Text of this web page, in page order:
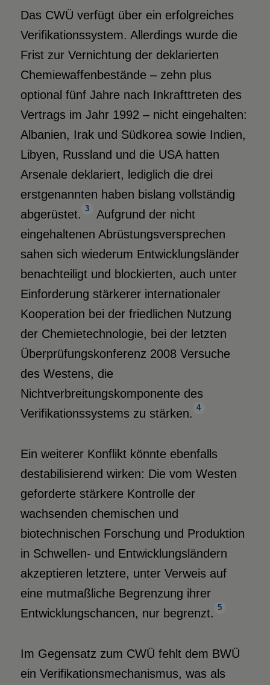
Das CWÜ verfügt über ein erfolgreiches
Verifikationssystem. Allerdings wurde die
Frist zur Vernichtung der deklarierten
Chemiewaffenbestände – zehn plus
optional fünf Jahre nach Inkrafttreten des
Vertrags im Jahr 1992 – nicht eingehalten:
Albanien, Irak und Südkorea sowie Indien,
Libyen, Russland und die USA hatten
Arsenale deklariert, lediglich die drei
erstgenannten haben bislang vollständig
abgerüstet. 3
Aufgrund der nicht
eingehaltenen Abrüstungsversprechen
sahen sich wiederum Entwicklungsländer
benachteiligt und blockierten, auch unter
Einforderung stärkerer internationaler
Kooperation bei der friedlichen Nutzung
der Chemietechnologie, bei der letzten
Überprüfungskonferenz 2008 Versuche
des Westens, die
Nichtverbreitungskomponente des
Verifikationssystems zu stärken. 4
Ein weiterer Konflikt könnte ebenfalls
destabilisierend wirken: Die vom Westen
geforderte stärkere Kontrolle der
wachsenden chemischen und
biotechnischen Forschung und Produktion
in Schwellen- und Entwicklungsländern
akzeptieren letztere, unter Verweis auf
eine mutmaßliche Begrenzung ihrer
Entwicklungschancen, nur begrenzt. 5
Im Gegensatz zum CWÜ fehlt dem BWÜ
ein Verifikationsmechanismus, was als